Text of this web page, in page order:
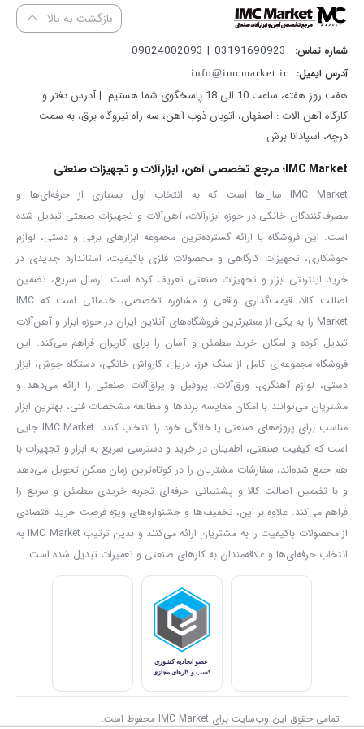
طراحی شده‌اند که این دو مورد، دوام و کارایی موتور را در شرایط پرفشار
تضمین می‌کنند.
گیربکس صنعتی و دنده‌های سخت‌کاری‌شده
طراحی دقیق شیارهای دنده‌ها باعث چرخش روان دیسک شده و استفاده
از آلومینیوم درجه یک در ساخت کلگی، محافظت حداکثری از اجزای داخلی
را ممکن می‌سازد.
طراحی ارگونومیک برای کنترل بهتر
دسته گردان و دسته جانبی ضد لرزش با قابلیت نصب در سه جهت، به شما
امکان تسلط کامل حین کار را می‌دهد. این ویژگی‌ها مخصوص کسانی
است که دقت و کنترل را فدای سرعت نمی‌کنند.
کابل برق با استاندارد جهانی
کابل این دستگاه مطابق با استاندارد VDE آلمان طراحی شده و مقاومت
بالایی در برابر کشیدگی، سایش و صدمات محیطی دارد.
تعویض آسان ذغال
برای تعویض ذغال نیازی به باز کردن دستگاه ندارید. طراحی ویژه محل
ذغال، تعویض آن را ساده و سریع کرده است. توصیه می‌کنیم دفترچه
راهنمای محصول را مطالعه کنید تا با مراحل و نکات ایمنی تعویض آشنا
شوید.
نکات ایمنی و محافظتی
برای تعویض سریع و ایمن دیسک برش
جهت جلوگیری از پرتاب براده و محافظت از کاربر در برابر
نتیجه‌گیری
اگر به‌دنبال یک فرز آهنگری حرفه‌ای هستید که دوام، ایمنی و قدرت را در
بازگشت به بالا
شماره تماس: 03191690923 | 09024002093
آدرس ایمیل: info@imcmarket.ir
هفت روز هفته، ساعت 10 الی 18 پاسخگوی شما هستیم. | آدرس دفتر و
کارگاه آهن آلات : اصفهان، اتوبان ذوب آهن، سه راه نیروگاه برق، به سمت
درچه، اسپادانا برش
IMC Market؛ مرجع تخصصی آهن، ابزارآلات و تجهیزات صنعتی
IMC Market سال‌ها است که به انتخاب اول بسیاری از حرفه‌ای‌ها و
مصرف‌کنندگان خانگی در حوزه ابزارآلات، آهن‌آلات و تجهیزات صنعتی تبدیل شده
است. این فروشگاه با ارائه گسترده‌ترین مجموعه ابزارهای برقی و دستی، لوازم
جوشکاری، تجهیزات کارگاهی و محصولات فلزی باکیفیت، استاندارد جدیدی در
خرید اینترنتی ابزار و تجهیزات صنعتی تعریف کرده است. ارسال سریع، تضمین
اصالت کالا، قیمت‌گذاری واقعی و مشاوره تخصصی، خدماتی است که IMC
Market را به یکی از معتبرترین فروشگاه‌های آنلاین ایران در حوزه ابزار و آهن‌آلات
تبدیل کرده و امکان خرید مطمئن و آسان را برای کاربران فراهم می‌کند. این
فروشگاه مجموعه‌ای کامل از سنگ فرز، دریل، کارواش خانگی، دستگاه جوش، ابزار
دستی، لوازم آهنگری، ورق‌آلات، پروفیل و یراق‌آلات صنعتی را ارائه می‌دهد و
مشتریان می‌توانند با امکان مقایسه برندها و مطالعه مشخصات فنی، بهترین ابزار
مناسب برای پروژه‌های صنعتی یا خانگی خود را انتخاب کنند. IMC Market جایی
است که کیفیت صنعتی، اطمینان در خرید و دسترسی سریع به ابزار و تجهیزات با
هم جمع شده‌اند، سفارشات مشتریان را در کوتاه‌ترین زمان ممکن تحویل می‌دهد
و با تضمین اصالت کالا و پشتیبانی حرفه‌ای تجربه خریدی مطمئن و سریع را
فراهم می‌کند. علاوه بر این، تخفیف‌ها و جشنواره‌های ویژه فرصت خرید اقتصادی
از محصولات باکیفیت را به مشتریان ارائه می‌کنند و بدین ترتیب IMC Market به
انتخاب حرفه‌ای‌ها و علاقه‌مندان به کارهای صنعتی و تعمیرات تبدیل شده است.
تمامی حقوق این وب‌سایت برای IMC Market محفوظ است.